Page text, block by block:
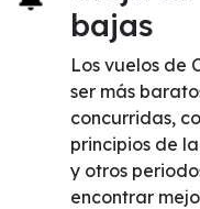
bajas
Los vuelos de
ser más
concurridas,
principios de
y otros
encontrar